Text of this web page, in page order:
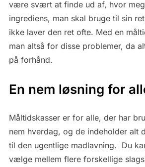
være svært at finde ud af, hvor
ingrediens, man skal bruge til sin
ikke laver den ret ofte. Med en
man altså for disse problemer, da
på forhånd.
En nem løsning for
Måltidskasser er for alle, der har
nem hverdag, og de indeholder alt
til den ugentlige madlavning. Du
vælge mellem flere forskellige